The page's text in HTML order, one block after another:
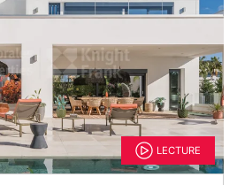
LECTURE